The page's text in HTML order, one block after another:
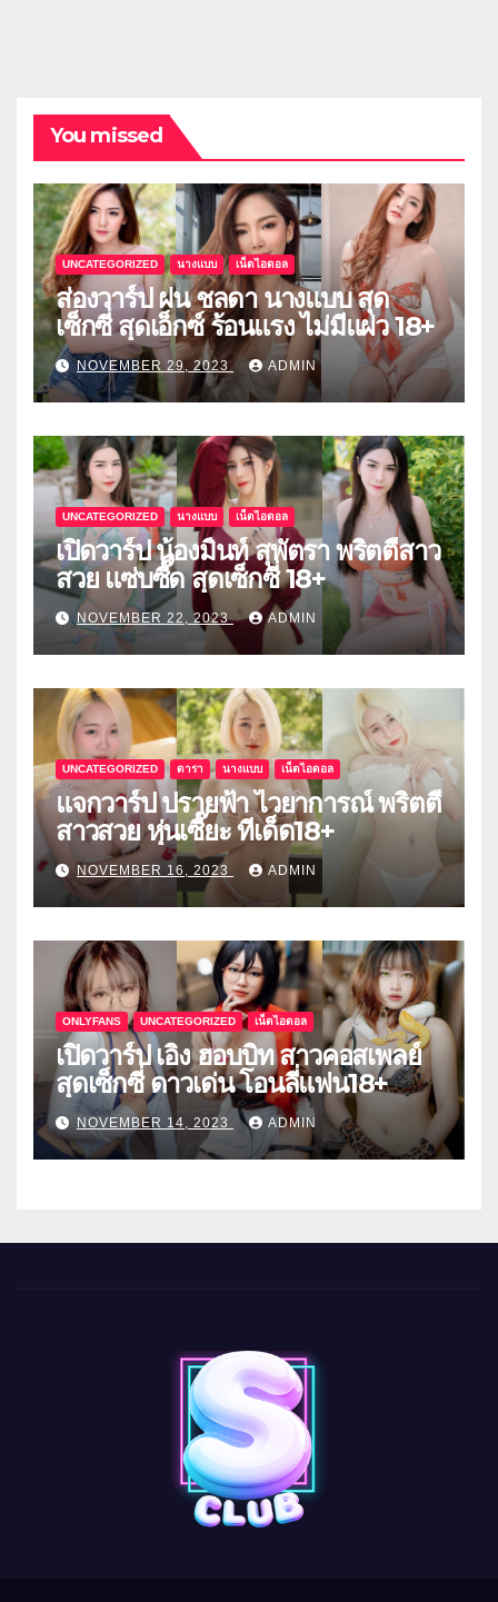
You missed
UNCATEGORIZED นางแบบ เน็ตไอดอล
ส่องวาร์ป ฝน ชลดา นางแบบ สุด
เซ็กซี่ สุดเอ็กซ์ ร้อนแรง ไม่มีแผ่ว 18+
NOVEMBER 29, 2023 ADMIN
UNCATEGORIZED นางแบบ เน็ตไอดอล
เปิดวาร์ป น้องมิ้นท์ สุพัตรา พริตตี้สาว
สวย แซ่บซี๊ด สุดเซ็กซี่ 18+
NOVEMBER 22, 2023 ADMIN
UNCATEGORIZED ดารา นางแบบ เน็ตไอดอล
แจกวาร์ป ปรายฟ้า ไวยาการณ์ พริตตี้
สาวสวย หุ่นเซี๊ยะ ทีเด็ด18+
NOVEMBER 16, 2023 ADMIN
ONLYFANS UNCATEGORIZED เน็ตไอดอล
เปิดวาร์ป เอิง ฮอบบิท สาวคอสเพลย์
สุดเซ็กซี่ ดาวเด่น โอนลี่แฟน18+
NOVEMBER 14, 2023 ADMIN